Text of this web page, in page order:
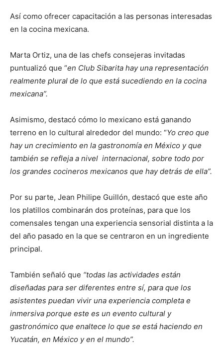
Así como ofrecer capacitación a las personas interesadas
en la cocina mexicana.
Marta Ortiz, una de las chefs consejeras invitadas
puntualizó que “en Club Sibarita hay una representación
realmente plural de lo que está sucediendo en la cocina
mexicana”.
Asimismo, destacó cómo lo mexicano está ganando
terreno en lo cultural alrededor del mundo: “Yo creo que
hay un crecimiento en la gastronomía en México y que
también se refleja a nivel internacional, sobre todo por
los grandes cocineros mexicanos que hay detrás de ella”.
Por su parte, Jean Philipe Guillón, destacó que este año
los platillos combinarán dos proteínas, para que los
comensales tengan una experiencia sensorial distinta a la
del año pasado en la que se centraron en un ingrediente
principal.
También señaló que “todas las actividades están
diseñadas para ser diferentes entre sí, para que los
asistentes puedan vivir una experiencia completa e
inmersiva porque este es un evento cultural y
gastronómico que enaltece lo que se está haciendo en
Yucatán, en México y en el mundo”.